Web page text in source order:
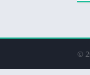
©